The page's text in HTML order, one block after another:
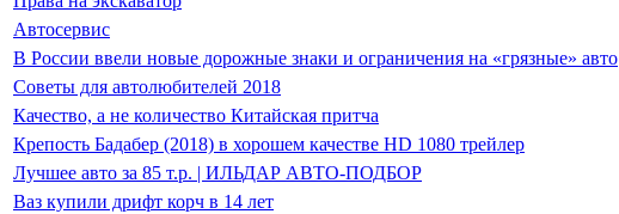
Автосервис
В России ввели новые дорожные знаки и ограничения на «грязные» авто
Советы для автолюбителей 2018
Качество, а не количество Китайская притча
Крепость Бадабер (2018) в хорошем качестве HD 1080 трейлер
Лучшее авто за 85 т.р. | ИЛЬДАР АВТО-ПОДБОР
Ваз купили дрифт корч в 14 лет